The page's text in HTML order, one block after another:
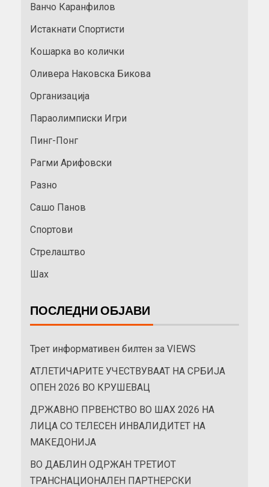
Ванчо Каранфилов
Истакнати Спортисти
Кошарка во колички
Оливера Наковска Бикова
Организација
Параолимписки Игри
Пинг-Понг
Рагми Арифовски
Разно
Сашо Панов
Спортови
Стрелаштво
Шах
ПОСЛЕДНИ ОБЈАВИ
Трет информативен билтен за VIEWS
АТЛЕТИЧАРИТЕ УЧЕСТВУВААТ НА СРБИЈА
ОПЕН 2026 ВО КРУШЕВАЦ
ДРЖАВНО ПРВЕНСТВО ВО ШАХ 2026 НА
ЛИЦА СО ТЕЛЕСЕН ИНВАЛИДИТЕТ НА
МАКЕДОНИЈА
ВО ДАБЛИН ОДРЖАН ТРЕТИОТ
ТРАНСНАЦИОНАЛЕН ПАРТНЕРСКИ